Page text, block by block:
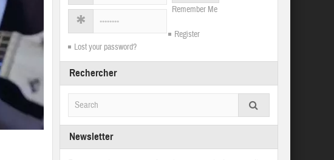
Remember Me
Register
Lost your password?
Rechercher
Newsletter